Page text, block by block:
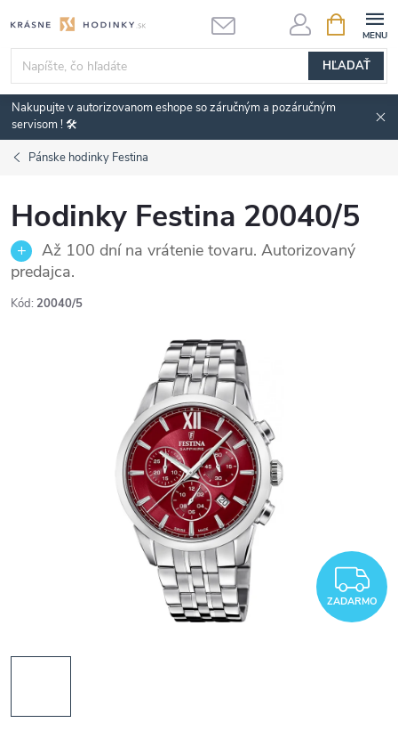
na
obsah
HĽADAŤ
KOŠÍK
Nakupujte v autorizovanom eshope so záručným a pozáručným
servisom ! 🛠️
Pánske hodinky Festina
Hodinky Festina 20040/5
Až 100 dní na vrátenie tovaru. Autorizovaný
predajca.
Kód: 20040/5
ZADARMO